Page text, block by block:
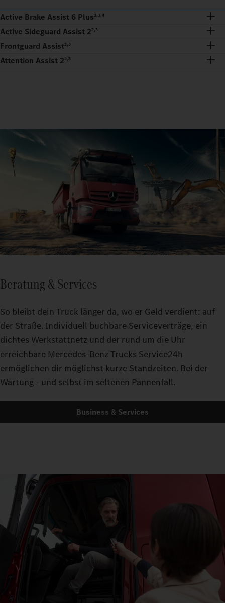
Active Brake Assist 6 Plus2,3,4
Active Sideguard Assist 22,3
Frontguard Assist2,3
Attention Assist 22,3
Beratung & Services
So bleibt dein Truck länger da, wo er Geld verdient: auf
der Straße. Individuell buchbare Serviceverträge, ein
dichtes Werkstattnetz und der rund um die Uhr
erreichbare Mercedes-Benz Trucks Service24h
ermöglichen dir möglichst kurze Standzeiten. Bei der
Wartung - und selbst im seltenen Pannenfall.
Business & Services